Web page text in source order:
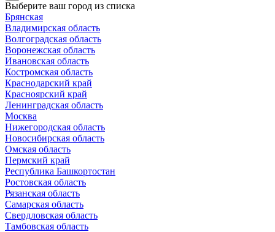
Выберите ваш город из списка
Брянская
Владимирская область
Волгоградская область
Воронежская область
Ивановская область
Костромская область
Краснодарский край
Красноярский край
Ленинградская область
Москва
Нижегородская область
Новосибирская область
Омская область
Пермский край
Республика Башкортостан
Ростовская область
Рязанская область
Самарская область
Свердловская область
Тамбовская область